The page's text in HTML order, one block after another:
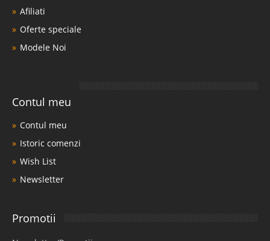
Afiliati
Oferte speciale
Modele Noi
Contul meu
Contul meu
Istoric comenzi
Wish List
Newsletter
Promotii